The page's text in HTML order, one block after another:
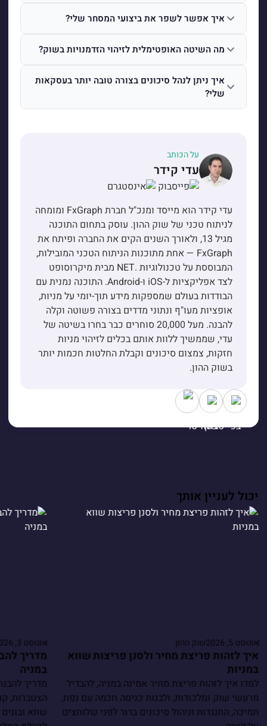
איך אפשר לשפר את ביצועי המסחר שלי?
מה השיטה האופטימלית לזיהוי הזדמנויות בשוק?
איך ניתן לנהל סיכונים בצורה טובה יותר בעסקאות
שלי?
על הכותב
עדי קידר
עדי קידר הוא מייסד ומנכ"ל חברת FxGraph ומומחה
לניתוח טכני של שוק ההון. עוסק בתחום התוכנה
מגיל 13, ולאורך השנים הקים את החברה ופיתח את
FxGraph — אחת מתוכנות הניתוח הטכני המובילות,
המבוססת על טכנולוגיות .NET מבית מיקרוסופט
לצד אפליקציות ל-iOS ו-Android. התוכנה נמנית עם
הבודדות בעולם שמספקות מידע תוך-יומי על מניות,
אופציות מעו"ף ונתוני מדדים בצורה פשוטה וקלה
להבנה. מעל 20,000 סוחרים כבר בחרו בשיטה של
עדי, שממשיך ללוות אותם בכלים לזיהוי מניות
חזקות, צמצום סיכונים וקבלת החלטות חכמות יותר
בשוק ההון.
יכול לעניין אותך
אוגוסט 5, 2026 שוק ההון
איך לזהות פריצת מחיר ולסנן פריצות שווא
במניות
למדו איך לזהות פריצת מחיר אמינה במניה, להבדיל
מרעשי שוק ומלכודות, ולבנות כניסה חכמה עם נפח,
תמיכה, התנגדות וניהול סיכונים ברור לפני שלוחצים
אוגוסט 3, 2026
מדריך
במניה
מדריך
הצטברות,
שווא